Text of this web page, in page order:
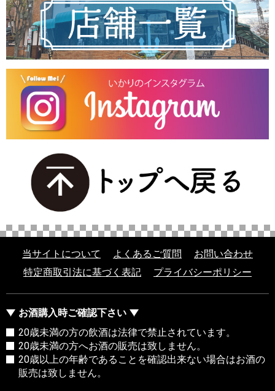
当サイトについて よくあるご質問
お問い合わせ
特定商取引法に基づく表記
プライバシーポリシー
お酒購入時ご確認下さい
20歳未満の方の飲酒は法律で禁止されています。
20歳未満の方へお酒の販売は致しません。
20歳以上の年齢であることを確認出来ない場合はお酒の
販売は致しません。